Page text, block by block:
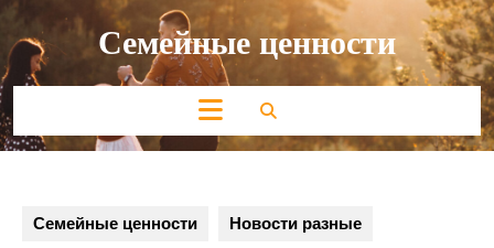
Перейти
содержимому Семейные ценности
Кнопка
Открыть
Семейные ценности Новости разные